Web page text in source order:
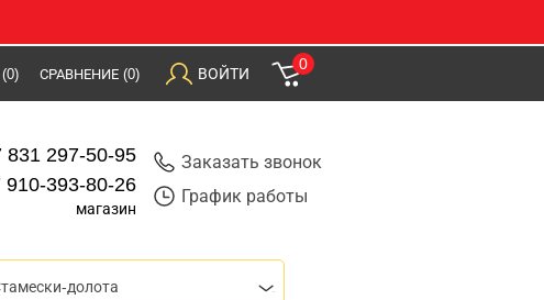
(0) СРАВНЕНИЕ (0) ВОЙТИ
0
831 297-50-95
910-393-80-26
магазин
Заказать звонок
График работы
долота